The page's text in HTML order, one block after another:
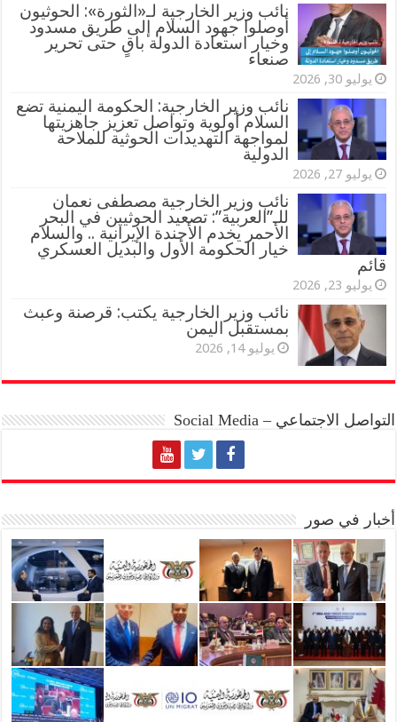
‏نائب وزير الخارجية لـ«الثورة»: الحوثيون
أوصلوا جهود السلام إلى طريق مسدود
وخيار استعادة الدولة باقٍ حتى تحرير
صنعاء
يوليو 30, 2026
نائب وزير الخارجية: الحكومة اليمنية تضع
السلام أولوية وتواصل تعزيز جاهزيتها
لمواجهة التهديدات الحوثية للملاحة
الدولية
يوليو 27, 2026
نائب وزير الخارجية مصطفى نعمان
للـ”العربية”: تصعيد الحوثيين في البحر
الأحمر يخدم الأجندة الإيرانية .. والسلام
خيار الحكومة الأول والبديل العسكري
قائم
يوليو 23, 2026
نائب وزير الخارجية يكتب: قرصنة وعبث
بمستقبل اليمن
يوليو 14, 2026
التواصل الاجتماعي – Social Media
أخبار في صور